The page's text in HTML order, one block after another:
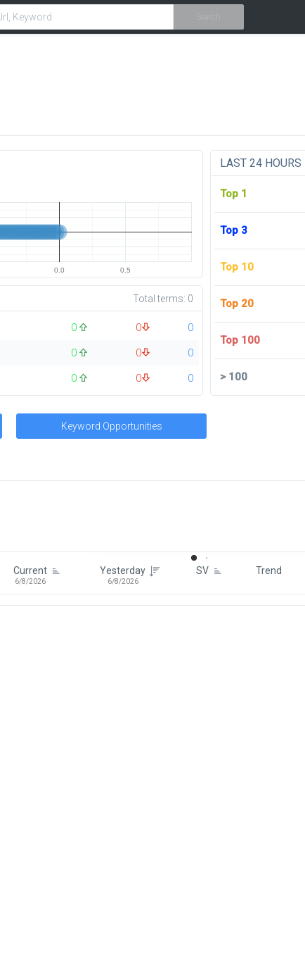
0.0 0.5
Total terms: 0
0 0
0
0 0
0
0 0 0
LAST 24 HOURS
Top 1
Top 3
Top 10
Top 20
Top 100
>100
Keyword Opportunities
Current
6/8/2026
Yesterday
6/8/2026
SV Trend